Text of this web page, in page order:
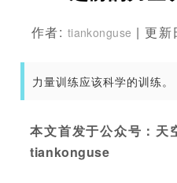
作者: tiankonguse | 更
力量训练应该科学的训练。
本文首发于公众号：天
tiankonguse